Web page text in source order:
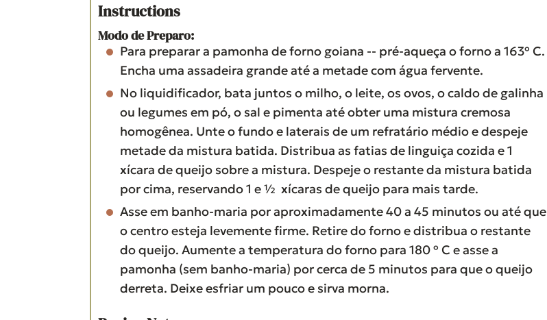
Instructions
Modo de Preparo:
Para preparar a pamonha de forno goiana -- pré-aqueça o forno a 163º C.
Encha uma assadeira grande até a metade com água fervente.
No liquidificador, bata juntos o milho, o leite, os ovos, o caldo de galinha
ou legumes em pó, o sal e pimenta até obter uma mistura cremosa
homogênea. Unte o fundo e laterais de um refratário médio e despeje
metade da mistura batida. Distribua as fatias de linguiça cozida e 1
xícara de queijo sobre a mistura. Despeje o restante da mistura batida
por cima, reservando 1 e ½ xícaras de queijo para mais tarde.
Asse em banho-maria por aproximadamente 40 a 45 minutos ou até que
o centro esteja levemente firme. Retire do forno e distribua o restante
do queijo. Aumente a temperatura do forno para 180 º C e asse a
pamonha (sem banho-maria) por cerca de 5 minutos para que o queijo
derreta. Deixe esfriar um pouco e sirva morna.